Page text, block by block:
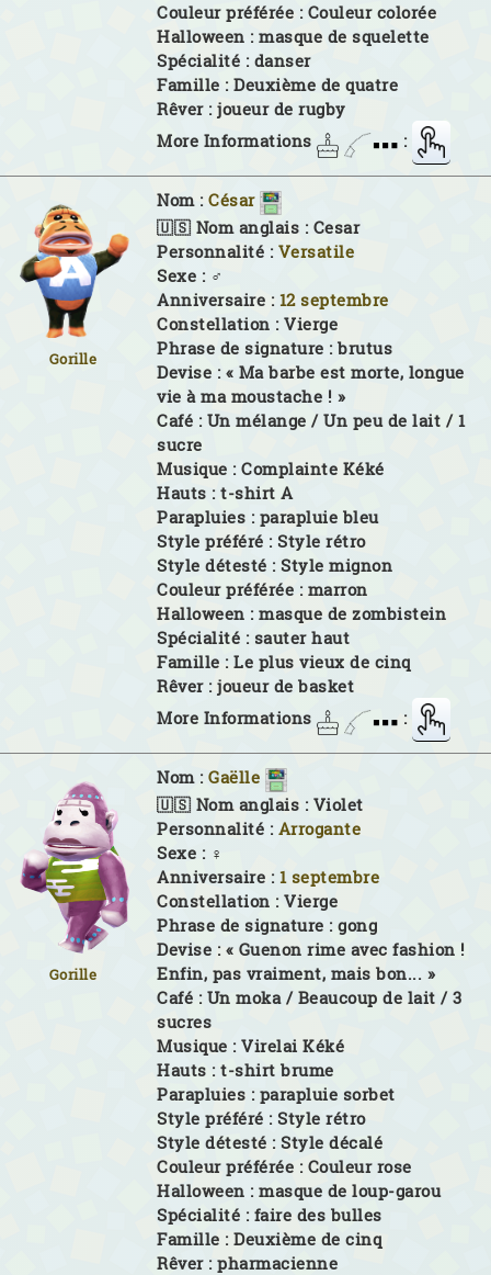
Couleur préférée : Couleur colorée
Halloween : masque de squelette
Spécialité : danser
Famille : Deuxième de quatre
Rêver : joueur de rugby
More Informations
:
Gorille
Nom : César
🇺🇸 Nom anglais : Cesar
Personnalité : Versatile
Sexe : ♂
Anniversaire : 12 septembre
Constellation : Vierge
Phrase de signature : brutus
Devise : « Ma barbe est morte, longue
vie à ma moustache ! »
Café : Un mélange / Un peu de lait / 1
sucre
Musique : Complainte Kéké
Hauts : t-shirt A
Parapluies : parapluie bleu
Style préféré : Style rétro
Style détesté : Style mignon
Couleur préférée : marron
Halloween : masque de zombistein
Spécialité : sauter haut
Famille : Le plus vieux de cinq
Rêver : joueur de basket
More Informations
:
Gorille
Nom : Gaëlle
🇺🇸 Nom anglais : Violet
Personnalité : Arrogante
Sexe : ♀
Anniversaire : 1 septembre
Constellation : Vierge
Phrase de signature : gong
Devise : « Guenon rime avec fashion !
Enfin, pas vraiment, mais bon... »
Café : Un moka / Beaucoup de lait / 3
sucres
Musique : Virelai Kéké
Hauts : t-shirt brume
Parapluies : parapluie sorbet
Style préféré : Style rétro
Style détesté : Style décalé
Couleur préférée : Couleur rose
Halloween : masque de loup-garou
Spécialité : faire des bulles
Famille : Deuxième de cinq
Rêver : pharmacienne